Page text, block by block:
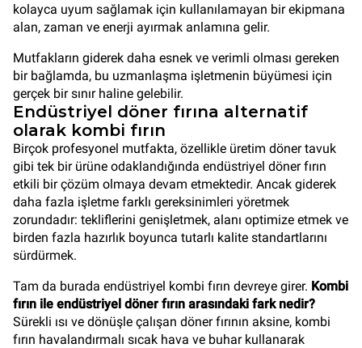
kolayca uyum sağlamak için kullanılamayan bir ekipmana
alan, zaman ve enerji ayırmak anlamına gelir.
Mutfakların giderek daha esnek ve verimli olması gereken
bir bağlamda, bu uzmanlaşma işletmenin büyümesi için
gerçek bir sınır haline gelebilir.
Endüstriyel döner fırına alternatif
olarak kombi fırın
Birçok profesyonel mutfakta, özellikle üretim döner tavuk
gibi tek bir ürüne odaklandığında endüstriyel döner fırın
etkili bir çözüm olmaya devam etmektedir. Ancak giderek
daha fazla işletme farklı gereksinimleri yöretmek
zorundadır: tekliflerini genişletmek, alanı optimize etmek ve
birden fazla hazırlık boyunca tutarlı kalite standartlarını
sürdürmek.
Tam da burada endüstriyel kombi fırın devreye girer. Kombi
fırın ile endüstriyel döner fırın arasındaki fark nedir?
Sürekli ısı ve dönüşle çalışan döner fırının aksine, kombi
fırın havalandırmalı sıcak hava ve buhar kullanarak